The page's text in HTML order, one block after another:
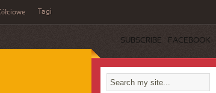
Tagi
SUBSCRIBE FACEBOOK